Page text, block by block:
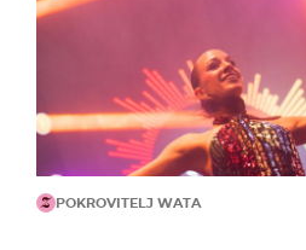
POKROVITELJ WATA